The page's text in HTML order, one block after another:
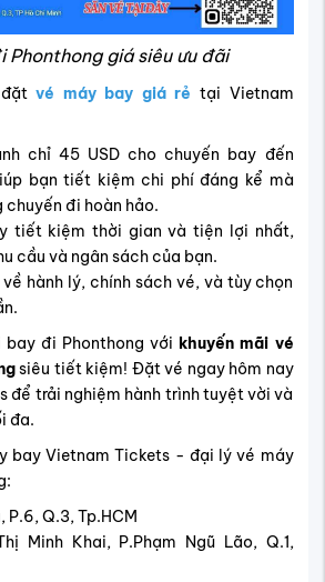
giá siêu ưu đãi
đặtvé máy bay giá rẻ tại Vietnam
chỉ 45 USD cho chuyến bay đến
bạn tiết kiệm chi phí đáng kể mà
chuyến đi hoàn hảo.
tiết kiệm thời gian và tiện lợi nhất,
cầu và ngân sách của bạn.
hành lý, chính sách vé, và tùy chọn
đi Phonthong với khuyến mãi vé
siêu tiết kiệm! Đặt vé ngay hôm nay
để trải nghiệm hành trình tuyệt vời và
đa.
bay Vietnam Tickets - đại lý vé máy
P.6, Q.3, Tp.HCM
Minh Khai, P.Phạm Ngũ Lão, Q.1,